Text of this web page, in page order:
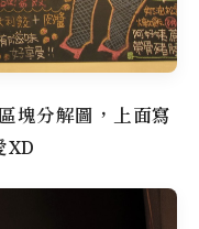
塊分解圖，上面寫
XD